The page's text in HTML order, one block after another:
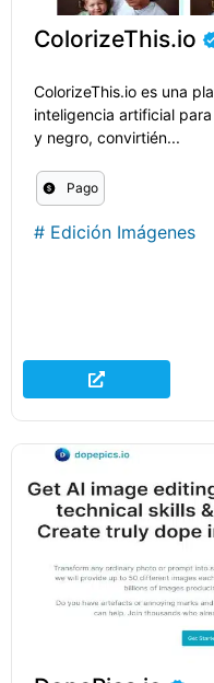
ColorizeThis.io
ColorizeThis.io es una
inteligencia artificial
y negro, convirtién...
Pago
# Edición Imágenes